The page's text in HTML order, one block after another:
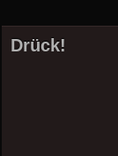
Drück!